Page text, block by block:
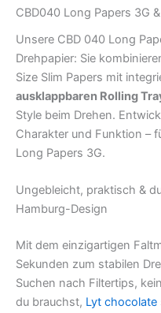
CBD040 Long Papers 3G
Unsere CBD 040 Long
Drehpapier: Sie
Size Slim Papers mit
ausklappbaren Rolling
Style beim Drehen.
Charakter und Funktion –
Long Papers 3G.
Ungebleicht, praktisch &
Hamburg-Design
Mit dem einzigartigen
Sekunden zum stabilen
Suchen nach Filtertips,
du brauchst, Lyt chocolate